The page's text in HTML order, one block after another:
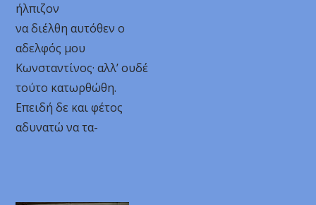
ήλπιζον
να διέλθη αυτόθεν ο
αδελφός μου
Κωνσταντίνος· αλλ’ ουδέ
τούτο κατωρθώθη.
Επειδή δε και φέτος
αδυνατώ να τα-